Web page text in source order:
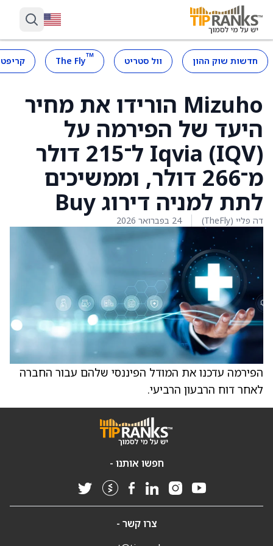
חדשות שוק ההון וול סטריט ™
The Fly
Mizuho הורידו את מחיר
היעד של הפירמה על
Iqvia (IQV) ל־215 דולר
מ־266 דולר, וממשיכים
לתת למניה דירוג Buy
דה פליי (TheFly) 24 בפברואר 2026
הפירמה עדכנו את המודל הפיננסי שלהם עבור החברה
לאחר דוח הרבעון הרביעי.
חפשו אותנו -
צרו קשר -